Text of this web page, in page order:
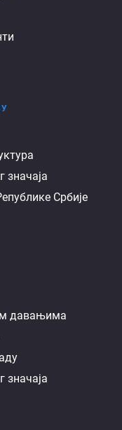
значаја
Србије
давањима
значаја